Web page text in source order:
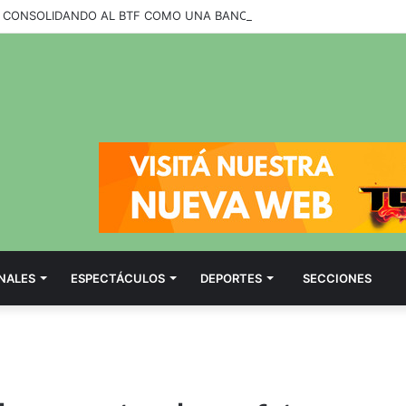
ESPECTÁCULOS DEPORTES SECCIONES